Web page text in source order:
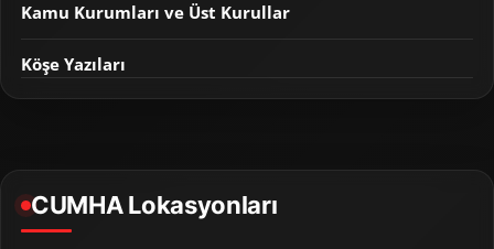
Kamu Kurumları ve Üst Kurullar
Köşe Yazıları
CUMHA Lokasyonları